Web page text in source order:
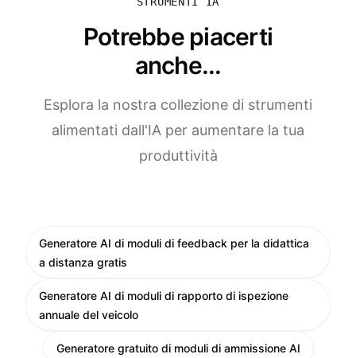
Potrebbe piacerti
anche...
Esplora la nostra collezione di strumenti
alimentati dall'IA per aumentare la tua
produttività
Generatore AI di moduli di feedback per la didattica
a distanza gratis
Generatore AI di moduli di rapporto di ispezione
annuale del veicolo
Generatore gratuito di moduli di ammissione AI